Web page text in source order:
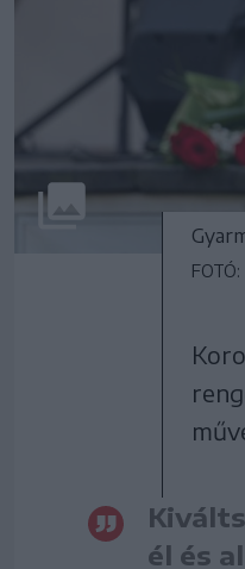
FOTÓ:
él és